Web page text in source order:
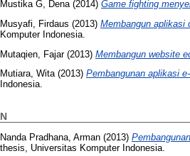
Mustika G, Dena (2014) Game fighting
Musyafi, Firdaus (2013) Membangun aplikasi
Komputer Indonesia.
Mutaqien, Fajar(2013) Membangun website
Mutiara, Wita(2013) Pembangunan aplikasi
Indonesia.
N
Nanda Pradhana, Arman (2013)
thesis, Universitas Komputer Indonesia.